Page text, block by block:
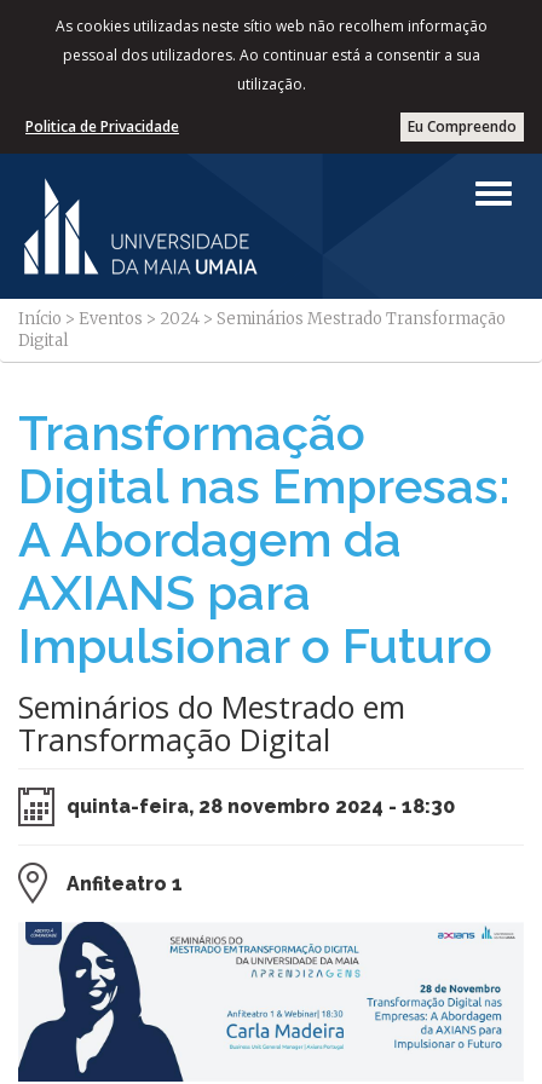
As cookies utilizadas neste sítio web não recolhem informação
pessoal dos utilizadores. Ao continuar está a consentir a sua
utilização.
Eu Compreendo
Politica de Privacidade
Início > Eventos > 2024 > Seminários Mestrado Transformação
Digital
Transformação
Digital nas Empresas:
A Abordagem da
AXIANS para
Impulsionar o Futuro
Seminários do Mestrado em
Transformação Digital
quinta-feira, 28 novembro 2024 - 18:30
Anfiteatro 1